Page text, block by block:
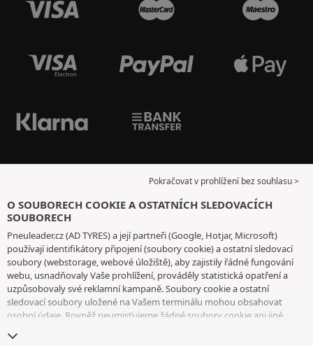
Pokračovat v prohlížení bez souhlasu >
O SOUBORECH COOKIE A OSTATNÍCH SLEDOVACÍCH
SOUBORECH
Pneuleader.cz (AD TYRES) a její partneři (Google, Hotjar, Microsoft)
používají identifikátory připojení (soubory cookie) a ostatní sledovací
soubory (webstorage, webové úložiště), aby zajistily řádné fungování
webu, usnadňovaly Vaše prohlížení, prováděly statistická opatření a
uzpůsobovaly své reklamní kampaně. Soubory cookie a ostatní
sledovací soubory uložené na Vašem terminálu mohou obsahovat
osobní údaje. Rovněž neumisťujeme žádné soubory cookie ani jiné
vyjma těch, které jsou nezbytné pro fungování webu. Vaši volbu